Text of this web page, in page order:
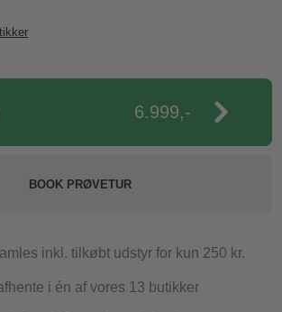
6.999,-
BOOK PRØVETUR
inkl. tilkøbt udstyr for kun 250 kr.
i én af vores 13 butikker